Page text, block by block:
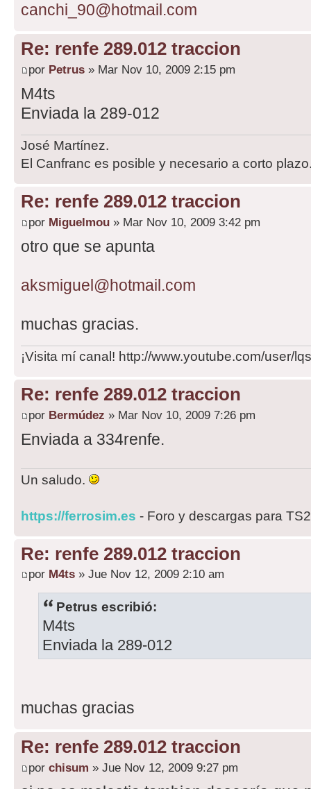
canchi_90@hotmail.com
Re: renfe 289.012 traccion
por Petrus » Mar Nov 10, 2009 2:15 pm
M4ts
Enviada la 289-012
José Martínez.
El Canfranc es posible y necesario a corto
Re: renfe 289.012 traccion
por Miguelmou » Mar Nov 10, 2009 3:42 pm
otro que se apunta
aksmiguel@hotmail.com
muchas gracias.
¡Visita mí canal! http://www.youtube.com/user/
Re: renfe 289.012 traccion
por Bermúdez » Mar Nov 10, 2009 7:26 pm
Enviada a 334renfe.
Un saludo.
https://ferrosim.es - Foro y descargas para
Re: renfe 289.012 traccion
por M4ts » Jue Nov 12, 2009 2:10 am
Petrus escribió:
M4ts
Enviada la 289-012
muchas gracias
Re: renfe 289.012 traccion
por chisum » Jue Nov 12, 2009 9:27 pm